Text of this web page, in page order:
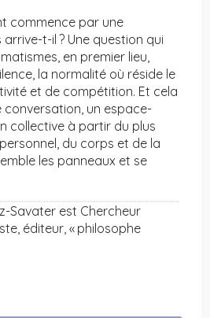
commence par une
t-il ? Une question qui
en premier lieu,
la normalité où réside le
et de compétition. Et cela
conversation, un espace-
collective à partir du plus
du corps et de la
les panneaux et se
Savater est Chercheur
éditeur, « philosophe